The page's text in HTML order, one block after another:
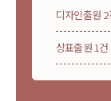
디자인출원 2
상표출원 1